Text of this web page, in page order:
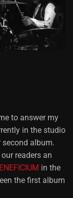
to answer my
in the studio
album.
readers an
in the
the first album